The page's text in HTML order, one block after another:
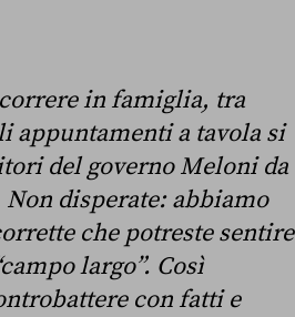
in famiglia, tra
appuntamenti a tavola si
del governo Meloni da
disperate: abbiamo
che potreste sentire
largo”. Così
con fatti e